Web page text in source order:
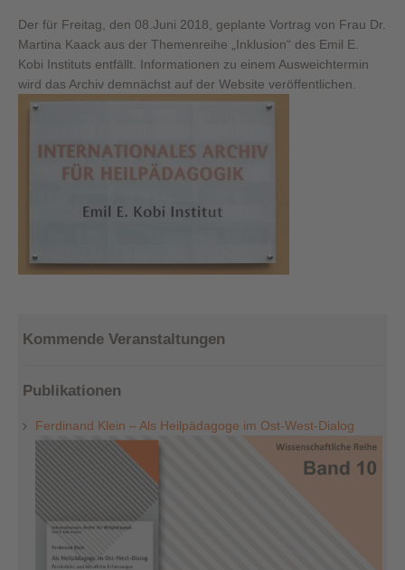
Der für Freitag, den 08.Juni 2018, geplante Vortrag von Frau Dr.
Martina Kaack aus der Themenreihe „Inklusion“ des Emil E.
Kobi Instituts entfällt. Informationen zu einem Ausweichtermin
wird das Archiv demnächst auf der Website veröffentlichen.
Kommende Veranstaltungen
Publikationen
Ferdinand Klein – Als Heilpädagoge im Ost-West-Dialog